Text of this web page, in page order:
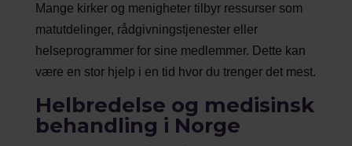
Mange kirker og menigheter tilbyr ressurser som
matutdelinger, rådgivningstjenester eller
helseprogrammer for sine medlemmer. Dette kan
være en stor hjelp i en tid hvor du trenger det mest.
Helbredelse og medisinsk
behandling i Norge